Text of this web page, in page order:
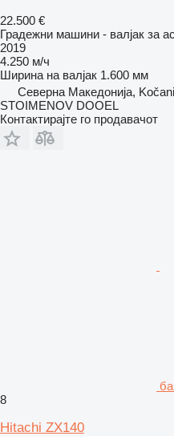
22.500 €
Градежни машини - валјак за
2019
4.250 м/ч
Ширина на валјак 1.600 мм
Северна Македонија, Kočani
STOIMENOV DOOEL
Контактирајте го продавачот
8
Hitachi ZX140